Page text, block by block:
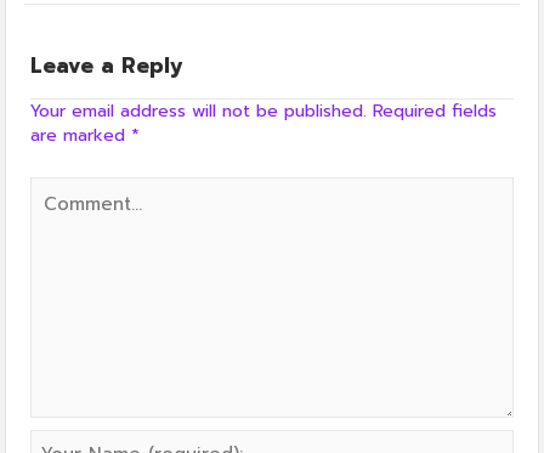
Leave a Reply
Your email address will not be published. Required fields
are marked *